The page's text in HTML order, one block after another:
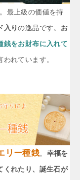
。最上級の価値を持
入りの逸品です。 お
銭をお財布に入れて
われています。
リー種銭。 幸福を
くれたり、誕生石が